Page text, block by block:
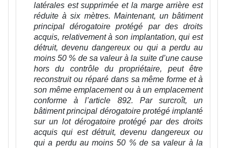
latérales est supprimée et la marge arrière est
réduite à six mètres. Maintenant, un bâtiment
principal dérogatoire protégé par des droits
acquis, relativement à son implantation, qui est
détruit, devenu dangereux ou qui a perdu au
moins 50 % de sa valeur à la suite d’une cause
hors du contrôle du propriétaire, peut être
reconstruit ou réparé dans sa même forme et à
son même emplacement ou à un emplacement
conforme à l’article 892. Par surcroît, un
bâtiment principal dérogatoire protégé implanté
sur un lot dérogatoire protégé par des droits
acquis qui est détruit, devenu dangereux ou
qui a perdu au moins 50 % de sa valeur à la